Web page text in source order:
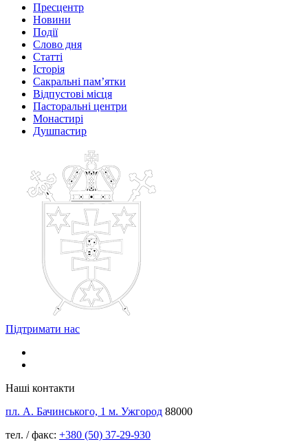
Пресцентр
Новини
Події
Слово дня
Статті
Історія
Сакральні пам’ятки
Відпустові місця
Пасторальні центри
Монастирі
Душпастир
Підтримати нас
Наші контакти
пл. А. Бачинського, 1 м. Ужгород 88000
тел. / факс: +380 (50) 37-29-930